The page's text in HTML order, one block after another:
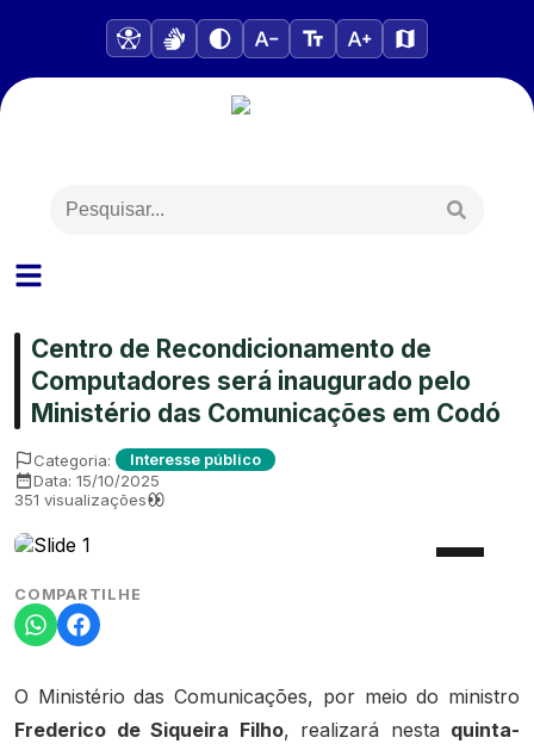
Centro de Recondicionamento de
Computadores será inaugurado pelo
Ministério das Comunicações em Codó
Categoria: Interesse público
Data: 15/10/2025
351 visualizações
COMPARTILHE
O Ministério das Comunicações, por meio do ministro
Frederico de Siqueira Filho, realizará nesta quinta-